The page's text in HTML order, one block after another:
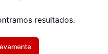
resultados.